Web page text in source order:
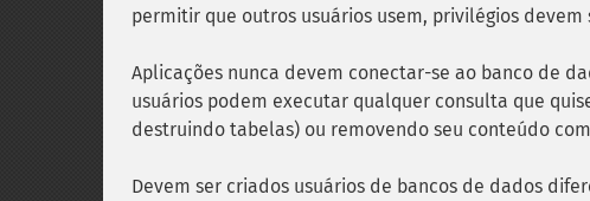
permitir que outros usuários usem, privilégios devem
Aplicações nunca devem conectar-se ao banco de
usuários podem executar qualquer consulta que
destruindo tabelas) ou removendo seu conteúdo
Devem ser criados usuários de bancos de dados